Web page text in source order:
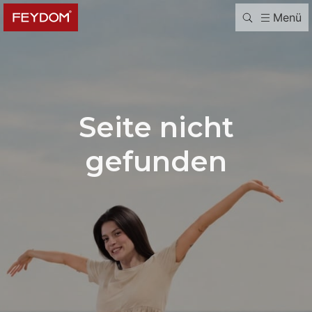
Menü
Seite nicht
gefunden